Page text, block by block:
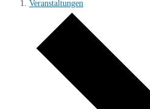
Veranstaltungen